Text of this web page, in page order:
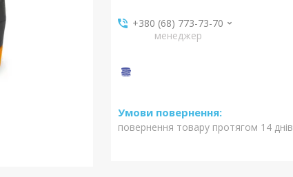
+380 (68) 773-73-70
менеджер
повернення товару протягом 14 днів